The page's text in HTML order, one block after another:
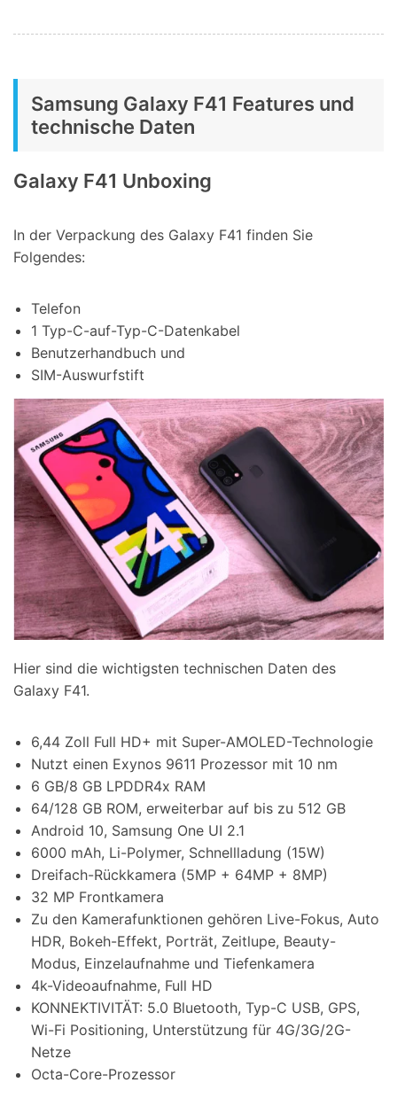
Samsung Galaxy F41 Features und
technische Daten
Galaxy F41 Unboxing
In der Verpackung des Galaxy F41 finden Sie
Folgendes:
Telefon
1 Typ-C-auf-Typ-C-Datenkabel
Benutzerhandbuch und
SIM-Auswurfstift
Hier sind die wichtigsten technischen Daten des
Galaxy F41.
6,44 Zoll Full HD+ mit Super-AMOLED-Technologie
Nutzt einen Exynos 9611 Prozessor mit 10 nm
6 GB/8 GB LPDDR4x RAM
64/128 GB ROM, erweiterbar auf bis zu 512 GB
Android 10, Samsung One UI 2.1
6000 mAh, Li-Polymer, Schnellladung (15W)
Dreifach-Rückkamera (5MP + 64MP + 8MP)
32 MP Frontkamera
Zu den Kamerafunktionen gehören Live-Fokus, Auto
HDR, Bokeh-Effekt, Porträt, Zeitlupe, Beauty-
Modus, Einzelaufnahme und Tiefenkamera
4k-Videoaufnahme, Full HD
KONNEKTIVITÄT: 5.0 Bluetooth, Typ-C USB, GPS,
Wi-Fi Positioning, Unterstützung für 4G/3G/2G-
Netze
Octa-Core-Prozessor